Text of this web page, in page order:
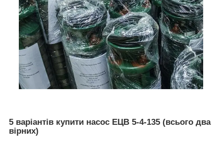
5 варіантів купити насос ЕЦВ 5-4-135 (всього два
вірних)